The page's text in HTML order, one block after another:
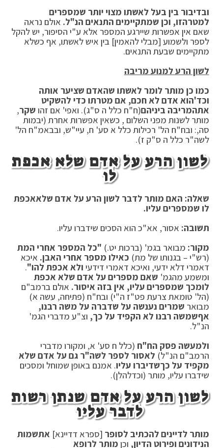
ובדיבור בין בעל לאשתו מצוי יותר שמספרים
למטרהזו, וכן שמתקיימים התנאים הנ"ל. אולם נראה
שאם אין אפשרות שיירגע המספר אלא ע"י הסיפור, יש להקל
לספר ולשמוע [מבלי להאמין] בין איש לאשתו, אף כשלא
מתקיימים שבעת התנאים.
לשון הרע למנוע מריבה
כמו כן מותר לומר לאשתו שהאדם שציער אותה
וכד'הוא אדם לא חכם, אם מטרתו כדי להשקיט
אתהמריבה ביניהם(ח"ח כלל ה ס"ג). ואפי' אם זהו שקר,
מותר לשנות מפני השלום , כשאין אפשרות אחרת (יבמות
סה,: ובח"ח הל' רכילות כלל א סע' ח, עיי"ש, ובבאמ"ח הל'
לשה"ר כלל ה ס"ק ז).
לשון הרע על אדם שלא אכפת
לו
שאלה: האם מותר לדבר לשון הרע על אדם שלאאכפת
לו שמספרים עליו.
תשובה: אסור, אא"כ הוא הסכים שידברו עליו.
מקור: מבואר בגמ' (ברכות יט.) "כל המספר אחרי המת
(רש"י – בגנותו של מת) כאילו מספר אחרי האבן. איכא
דאמרי דלא ידעי, ואיכא דאמרי דידעי ולא אכפת להו".
ומשמע מהגמ' שאם מספרים על אדם שלא אכפת
לומכך שמספרים עליו, אין בזה איסור. אולם ברמב"ם
(הל' טומאת צרעת פט"ז ה"י) ובח"ח (פתיחה, עשה א)
מבואר שמרים נענשה על שדברה על משה רבנו,
אףשמשה רבנו לא הקפיד על כך, וצ"ע מדברי הגמ'
הנ"ל.
ולמעשה פסק הח"ח (כלל ח סע' א, ומקורו מדברי
הרמב"ם הנ"ל) לאסור לספר לשה"ר גם על אדם שלא
מקפיד על כךשדיברו עליו. אמנם באופן שמוחל ומסכים
שידברו עליו, מותר (וכדלהלן).
לשון הרע על אדם שנתן רשות
לדבר עליו
מותר לדיינים להכתיב לסופר [ספרא דדיינא] אתשמות
הנידונים ופירוט הדיון, וכן מותר לרופא